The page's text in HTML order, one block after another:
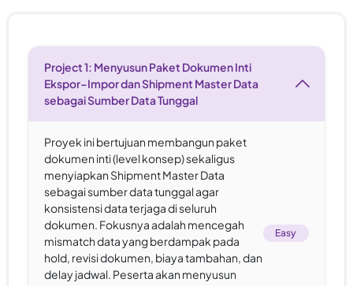
Project 1: Menyusun Paket Dokumen Inti
Ekspor–Impor dan Shipment Master Data
sebagai Sumber Data Tunggal
Proyek ini bertujuan membangun paket
dokumen inti (level konsep) sekaligus
menyiapkan Shipment Master Data
sebagai sumber data tunggal agar
konsistensi data terjaga di seluruh
dokumen. Fokusnya adalah mencegah
mismatch data yang berdampak pada
hold, revisi dokumen, biaya tambahan, dan
delay jadwal. Peserta akan menyusun
Easy